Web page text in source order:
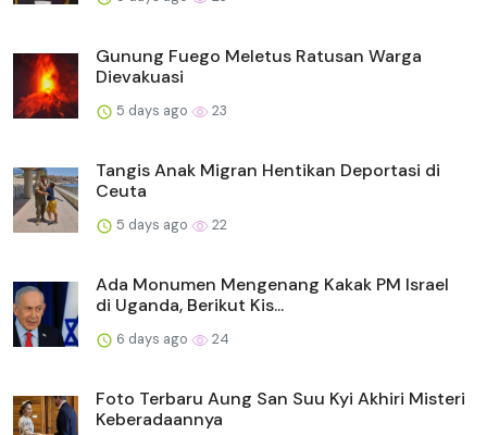
Gunung Fuego Meletus Ratusan Warga
Dievakuasi
5 days ago 23
Tangis Anak Migran Hentikan Deportasi di
Ceuta
5 days ago 22
Ada Monumen Mengenang Kakak PM Israel
di Uganda, Berikut Kis...
6 days ago 24
Foto Terbaru Aung San Suu Kyi Akhiri Misteri
Keberadaannya